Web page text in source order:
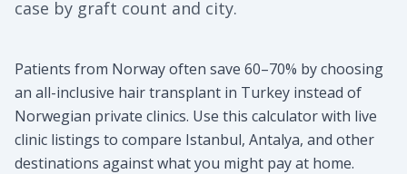
case by graft count and city.
Patients from Norway often save 60–70% by choosing
an all-inclusive hair transplant in Turkey instead of
Norwegian private clinics. Use this calculator with live
clinic listings to compare Istanbul, Antalya, and other
destinations against what you might pay at home.